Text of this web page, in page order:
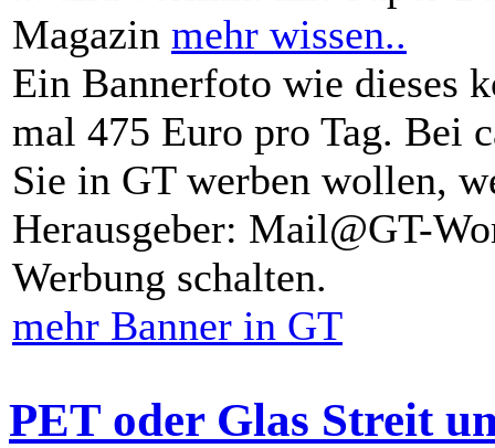
Magazin mehr wissen..
Ein Bannerfoto wie dieses
mal 475 Euro pro Tag. Bei
Sie in GT werben wollen,
Herausgeber: Mail@GT-
Werbung schalten.
mehr Banner in GT
PET oder Glas Streit